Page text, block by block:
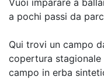
Vuoi imparare a
a pochi passi da
Qui trovi un campo
copertura
campo in erba